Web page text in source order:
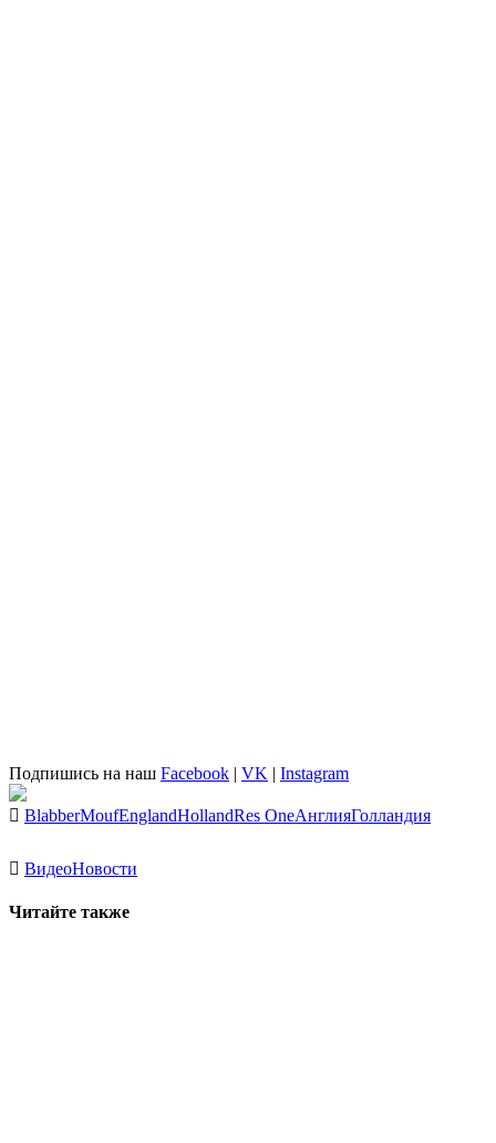
Подпишись на наш Facebook | VK | Instagram
BlabberMoufEnglandHollandRes OneАнглияГолландия
ВидеоНовости
Читайте также